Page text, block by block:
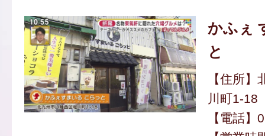
かふぇ
と
【住所
川町1-18
【電話